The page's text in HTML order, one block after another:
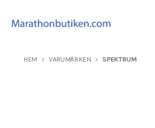
HEM VARUMÄRKEN SPEKTRUM